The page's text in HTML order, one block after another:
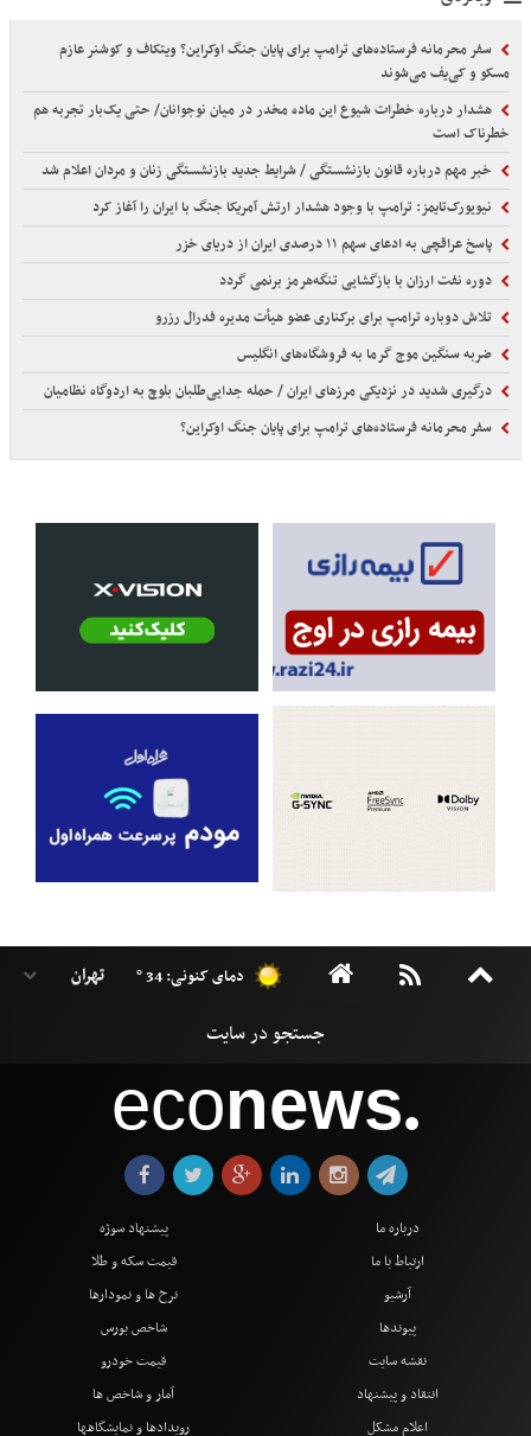
سفر محرمانه فرستاده‌های ترامپ برای پایان جنگ اوکراین؟ ویتکاف و کوشنر عازم
مسکو و کی‌یف می‌شوند
هشدار درباره خطرات شیوع این ماده مخدر در میان نوجوانان/ حتی یک‌بار تجربه هم
خطرناک است
خبر مهم درباره قانون بازنشستگی / شرایط جدید بازنشستگی زنان و مردان اعلام شد
نیویورک‌تایمز: ترامپ با وجود هشدار ارتش آمریکا جنگ با ایران را آغاز کرد
پاسخ عراقچی به ادعای سهم ۱۱ درصدی ایران از دریای خزر
دوره نفت ارزان با بازگشایی تنگه‌هرمز برنمی گردد
تلاش دوباره ترامپ برای برکناری عضو هیأت‌ مدیره فدرال رزرو
ضربه سنگین موج گرما به فروشگاه‌های انگلیس
درگیری شدید در نزدیکی مرز‌های ایران / حمله جدایی‌طلبان بلوچ به اردوگاه نظامیان
سفر محرمانه فرستاده‌های ترامپ برای پایان جنگ اوکراین؟
دمای کنونی: 34 °
econews●
درباره ما
ارتباط با ما
آرشیو
پیوندها
نقشه سایت
انتقاد و پیشنهاد
اعلام مشکل
پیشنهاد سوژه
قیمت سکه و طلا
نرخ ها و نمودارها
شاخص بورس
قیمت خودرو
آمار و شاخص ها
رویدادها و نمایشگاهها